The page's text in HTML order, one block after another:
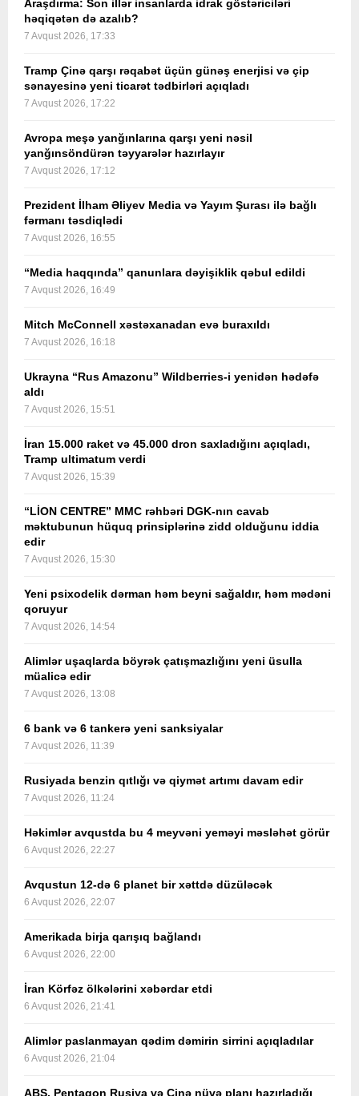
Araşdırma: Son illər insanlarda idrak göstəriciləri
həqiqətən də azalıb?
7 Avqust 2026, 17:33
Tramp Çinə qarşı rəqabət üçün günəş enerjisi və çip
sənayesinə yeni ticarət tədbirləri açıqladı
7 Avqust 2026, 17:22
Avropa meşə yanğınlarına qarşı yeni nəsil
yanğınsöndürən təyyarələr hazırlayır
7 Avqust 2026, 17:12
Prezident İlham Əliyev Media və Yayım Şurası ilə bağlı
fərmanı təsdiqlədi
7 Avqust 2026, 16:55
“Media haqqında” qanunlara dəyişiklik qəbul edildi
7 Avqust 2026, 16:49
Mitch McConnell xəstəxanadan evə buraxıldı
7 Avqust 2026, 16:18
Ukrayna “Rus Amazonu” Wildberries-i yenidən hədəfə
aldı
7 Avqust 2026, 15:51
İran 15.000 raket və 45.000 dron saxladığını açıqladı,
Tramp ultimatum verdi
7 Avqust 2026, 15:39
“LİON CENTRE” MMC rəhbəri DGK-nın cavab
məktubunun hüquq prinsiplərinə zidd olduğunu iddia
edir
7 Avqust 2026, 15:30
Yeni psixodelik dərman həm beyni sağaldır, həm mədəni
qoruyur
7 Avqust 2026, 14:54
Alimlər uşaqlarda böyrək çatışmazlığını yeni üsulla
müalicə edir
7 Avqust 2026, 13:08
6 bank və 6 tankerə yeni sanksiyalar
7 Avqust 2026, 11:39
Rusiyada benzin qıtlığı və qiymət artımı davam edir
7 Avqust 2026, 11:24
Həkimlər avqustda bu 4 meyvəni yeməyi məsləhət görür
6 Avqust 2026, 22:27
Avqustun 12-də 6 planet bir xəttdə düzüləcək
6 Avqust 2026, 22:07
Amerikada birja qarışıq bağlandı
6 Avqust 2026, 22:00
İran Körfəz ölkələrini xəbərdar etdi
6 Avqust 2026, 21:41
Alimlər paslanmayan qədim dəmirin sirrini açıqladılar
6 Avqust 2026, 21:04
ABŞ, Pentaqon Rusiya və Çinə nüvə planı hazırladığı